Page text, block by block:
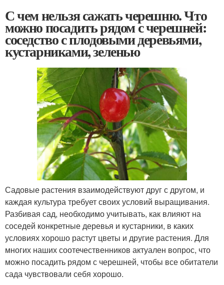
С чем нельзя сажать черешню. Что
можно посадить рядом с черешней:
соседство с плодовыми деревьями,
кустарниками, зеленью
Садовые растения взаимодействуют друг с другом, и
каждая культура требует своих условий выращивания.
Разбивая сад, необходимо учитывать, как влияют на
соседей конкретные деревья и кустарники, в каких
условиях хорошо растут цветы и другие растения. Для
многих наших соотечественников актуален вопрос, что
можно посадить рядом с черешней, чтобы все обитатели
сада чувствовали себя хорошо.